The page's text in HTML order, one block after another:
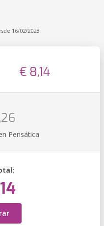
16/02/2023
€ 8,14
Pensática